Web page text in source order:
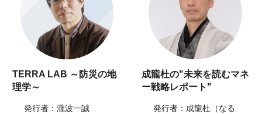
TERRA LAB ～防災の地
理学～
発行者：瀧波一誠
成龍杜の"未来を読むマネ
ー戦略レポート"
発行者：成龍杜（なる